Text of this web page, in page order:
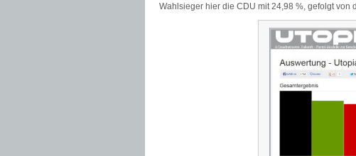
Wahlsieger hier die CDU mit 24,98 %, gefolgt von